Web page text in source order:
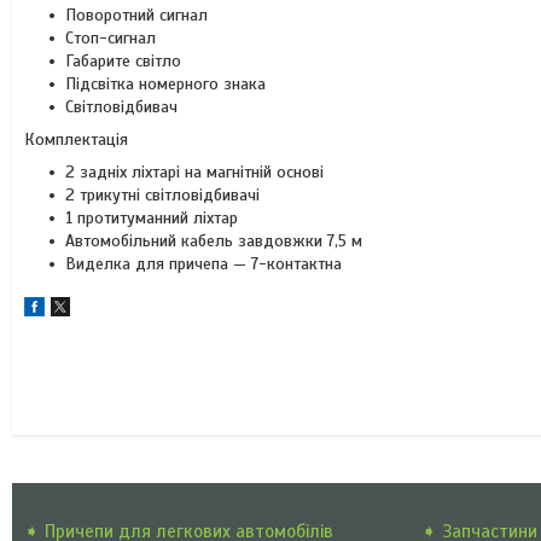
Поворотний сигнал
Стоп-сигнал
Габарите світло
Підсвітка номерного знака
Світловідбивач
Комплектація
2 задніх ліхтарі на магнітній основі
2 трикутні світловідбивачі
1 протитуманний ліхтар
Автомобільний кабель завдовжки 7,5 м
Виделка для причепа — 7-контактна
➧ Причепи для легкових автомобілів ➧ Запчастини